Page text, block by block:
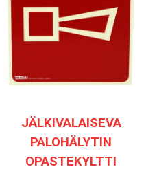
JÄLKIVALAISEVA
PALOHÄLYTIN
OPASTEKYLTTI